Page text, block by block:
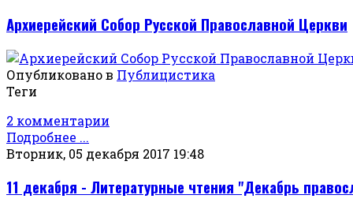
Архиерейский Собор Русской Православной Церкви
Опубликовано в Публицистика
Теги
2 комментарии
Подробнее ...
Вторник, 05 декабря 2017 19:48
11 декабря - Литературные чтения "Декабрь